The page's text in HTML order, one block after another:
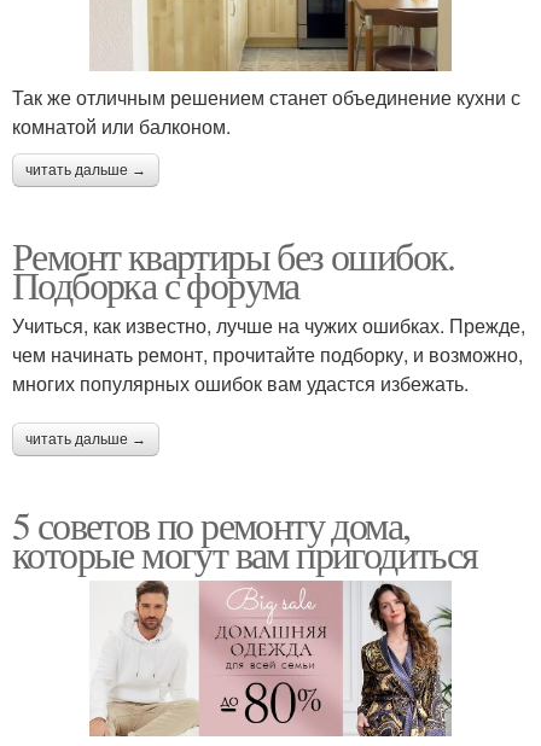
Так же отличным решением станет объединение кухни с
комнатой или балконом.
читать дальше →
Ремонт квартиры без ошибок.
Подборка с форума
Учиться, как известно, лучше на чужих ошибках. Прежде,
чем начинать ремонт, прочитайте подборку, и возможно,
многих популярных ошибок вам удастся избежать.
читать дальше →
5 советов по ремонту дома,
которые могут вам пригодиться